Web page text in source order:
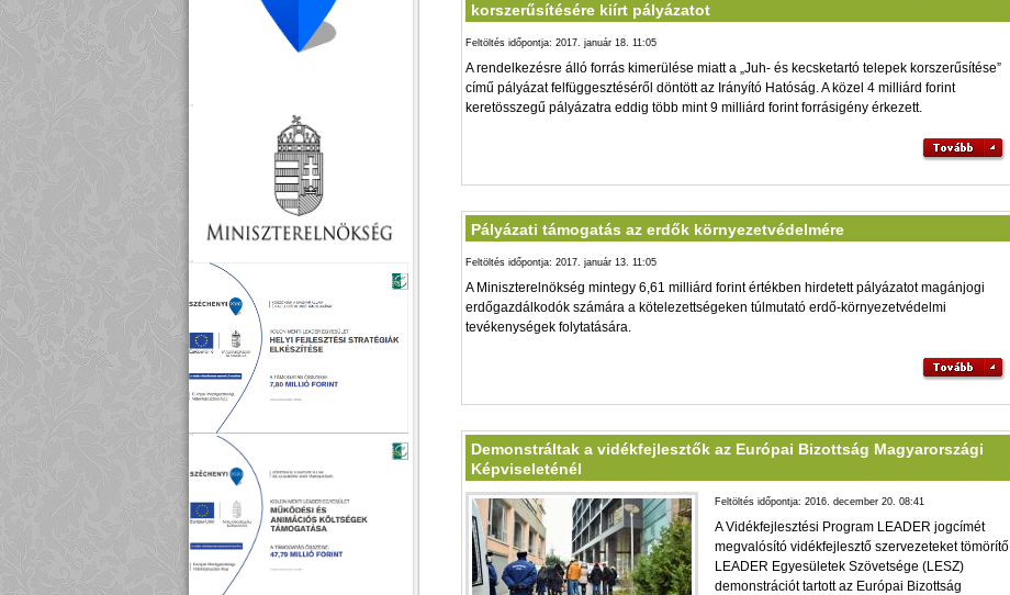
korszerűsítésére kiírt pályázatot
Feltöltés időpontja: 2017. január 18. 11:05
A rendelkezésre álló forrás kimerülése miatt a „Juh- és kecsketartó telepek korszerűsítése”
című pályázat felfüggesztéséről döntött az Irányító Hatóság. A közel 4 milliárd forint
keretösszegű pályázatra eddig több mint 9 milliárd forint forrásigény érkezett.
Pályázati támogatás az erdők környezetvédelmére
Feltöltés időpontja: 2017. január 13. 11:05
A Miniszterelnökség mintegy 6,61 milliárd forint értékben hirdetett pályázatot magánjogi
erdőgazdálkodók számára a kötelezettségeken túlmutató erdő-környezetvédelmi
tevékenységek folytatására.
Demonstráltak a vidékfejlesztők az Európai Bizottság Magyarországi
Képviseleténél
Feltöltés időpontja: 2016. december 20. 08:41
A Vidékfejlesztési Program LEADER jogcímét
megvalósító vidékfejlesztő szervezeteket tömörítő
LEADER Egyesületek Szövetsége (LESZ)
demonstrációt tartott az Európai Bizottság